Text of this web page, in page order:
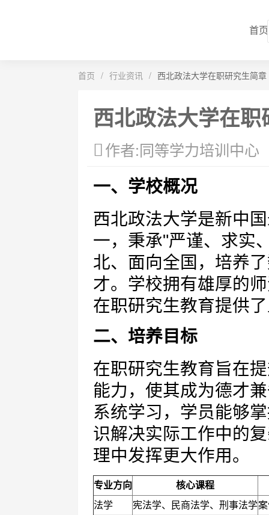
首页
首页 / 行业资讯 / 西北政法大学在职研究生简章
西北政法大学在职
作者:同等学力培训中心
一、学校概况
西北政法大学是新中
一，秉承"严谨、求实
北、面向全国，培养
才。学校拥有雄厚的
在职研究生教育提供
二、培养目标
在职研究生教育旨在
能力，使其成为德才
系统学习，学员能够
识解决实际工作中的
理中发挥更大作用。
专业方向
核心课程
法学
宪法学、民商法学、刑事法学